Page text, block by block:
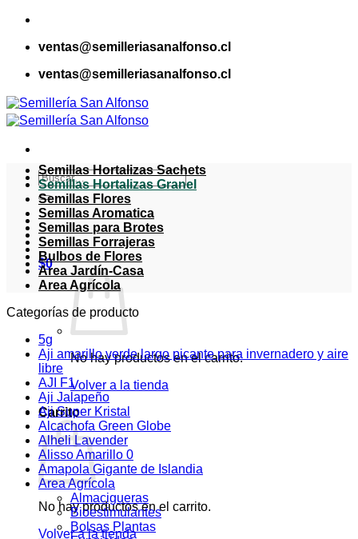
Saltar
contenidoventas@semilleriasanalfonso.cl
ventas@semilleriasanalfonso.cl
Buscar
por:
$0
No hay productos en el carrito.
Volver a la tienda
Carrito
No hay productos en el carrito.
Volver a la tienda
Semillas Hortalizas Sachets
Semillas Hortalizas Granel
Semillas Flores
Semillas Aromatica
Semillas para Brotes
Semillas Forrajeras
Bulbos de Flores
Area Jardín-Casa
Area Agrícola
Categorías de producto
5g
Aji amarillo verde largo picante para invernadero y aire
libre
AJI F1
Aji Jalapeño
Aji Super Kristal
Alcachofa Green Globe
Alheli Lavender
Alisso Amarillo 0
Amapola Gigante de Islandia
Area Agrícola
Almacigueras
Bioestimulantes
Bolsas Plantas